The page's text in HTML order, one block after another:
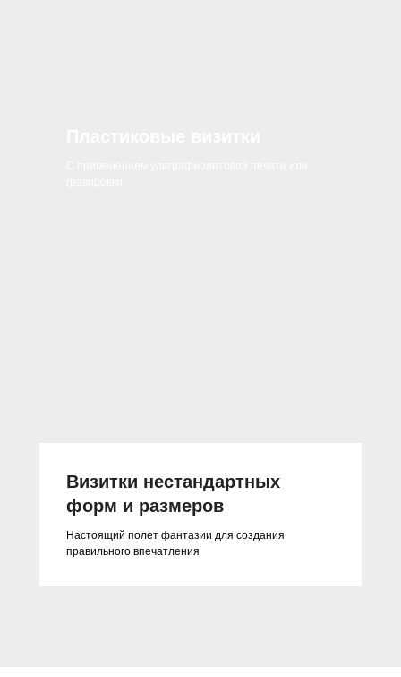
Визитки нестандартных
форм и размеров
Настоящий полет фантазии для создания
правильного впечатления